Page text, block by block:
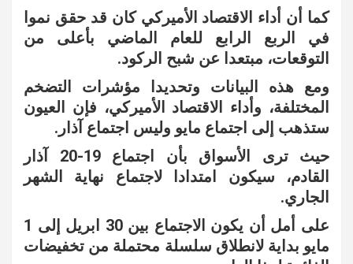
كما أن أداء الاقتصاد الأميركي كان قد حقق نموا
في الربع الرابع للعام الماضي بأعلى من
التوقعات، مبتعدا عن شبح الركود.
ومع هذه البيانات وتحديدا مؤشرات التضخم
المختلفة، وأداء الاقتصاد الأميركي، فإن العيون
ستذهب إلى اجتماع مايو وليس اجتماع آذار.
حيث ترى الأسواق بأن اجتماع 19-20 آذار
القادم، سيكون امتدادا لاجتماع نهاية الشهر
الجاري.
على أمل أن يكون الاجتماع بين 30 ابريل إلى 1
مايو بداية لانطلاق سلسلة محتملة من تخفيضات